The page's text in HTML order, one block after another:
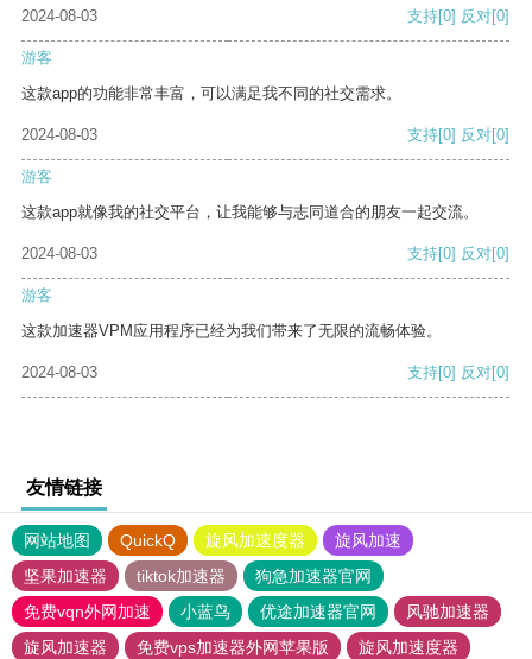
2024-08-03
支持[0] 反对[0]
游客
这款app的功能非常丰富，可以满足我不同的社交需求。
2024-08-03 支持[0] 反对[0]
游客
这款app就像我的社交平台，让我能够与志同道合的朋友一起交流。
2024-08-03 支持[0] 反对[0]
游客
这款加速器VPM应用程序已经为我们带来了无限的流畅体验。
2024-08-03 支持[0] 反对[0]
友情链接
网站地图 QuickQ 旋风加速度器
旋风加速
坚果加速器
tiktok加速器
狗急加速器官网
免费vqn外网加速
小蓝鸟 优途加速器官网
风驰加速器
旋风加速器
免费vps加速器外网苹果版
旋风加速度器